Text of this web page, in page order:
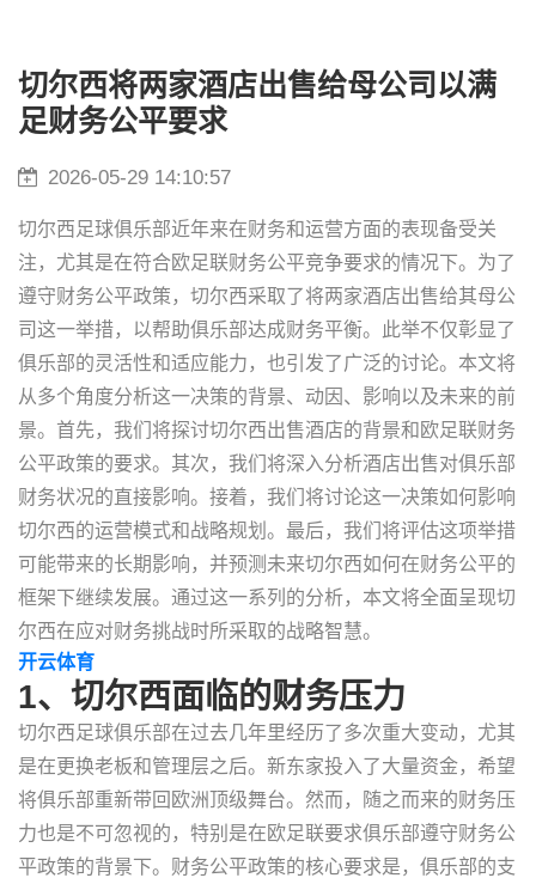
切尔西将两家酒店出售给母公司以满
足财务公平要求
2026-05-29 14:10:57
切尔西足球俱乐部近年来在财务和运营方面的表现备受关
注，尤其是在符合欧足联财务公平竞争要求的情况下。为了
遵守财务公平政策，切尔西采取了将两家酒店出售给其母公
司这一举措，以帮助俱乐部达成财务平衡。此举不仅彰显了
俱乐部的灵活性和适应能力，也引发了广泛的讨论。本文将
从多个角度分析这一决策的背景、动因、影响以及未来的前
景。首先，我们将探讨切尔西出售酒店的背景和欧足联财务
公平政策的要求。其次，我们将深入分析酒店出售对俱乐部
财务状况的直接影响。接着，我们将讨论这一决策如何影响
切尔西的运营模式和战略规划。最后，我们将评估这项举措
可能带来的长期影响，并预测未来切尔西如何在财务公平的
框架下继续发展。通过这一系列的分析，本文将全面呈现切
尔西在应对财务挑战时所采取的战略智慧。
开云体育
1、切尔西面临的财务压力
切尔西足球俱乐部在过去几年里经历了多次重大变动，尤其
是在更换老板和管理层之后。新东家投入了大量资金，希望
将俱乐部重新带回欧洲顶级舞台。然而，随之而来的财务压
力也是不可忽视的，特别是在欧足联要求俱乐部遵守财务公
平政策的背景下。财务公平政策的核心要求是，俱乐部的支